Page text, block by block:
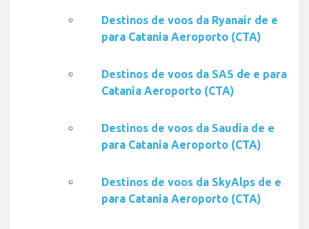
Destinos de voos da Ryanair de e
para Catania Aeroporto (CTA)
Destinos de voos da SAS de e para
Catania Aeroporto (CTA)
Destinos de voos da Saudia de e
para Catania Aeroporto (CTA)
Destinos de voos da SkyAlps de e
para Catania Aeroporto (CTA)